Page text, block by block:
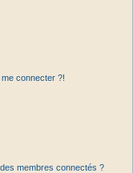
connecter ?!
membres connectés ?